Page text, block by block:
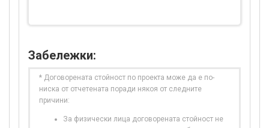
Забележки:
* Договорената стойност по проекта може да е по-
ниска от отчетената поради някоя от следните
причини:
За физически лица договорената стойност не